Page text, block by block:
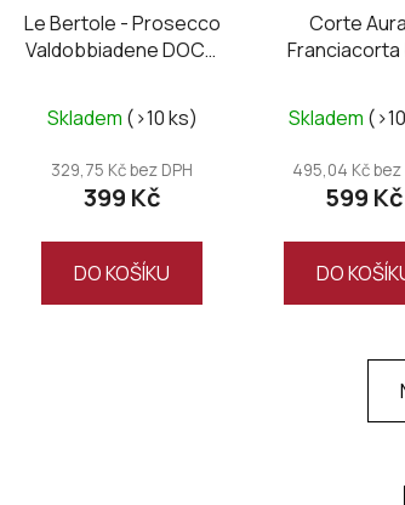
Le Bertole - Prosecco
Valdobbiadene DOCG
Skladem (>10 ks)
329,75 Kč bez DPH
399 Kč
DO KOŠÍKU
Corte
Skladem
495,04 Kč bez
599 Kč
DO